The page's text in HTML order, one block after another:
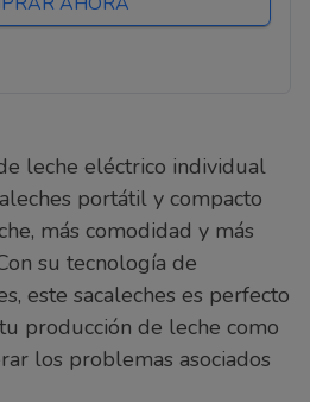
leche eléctrico individual
portátil y compacto
más comodidad y más
su tecnología de
este sacaleches es perfecto
producción de leche como
los problemas asociados